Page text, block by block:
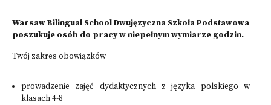
Warsaw Bilingual School Dwujęzyczna Szkoła Podstawowa
poszukuje osób do pracy w niepełnym wymiarze godzin.
Twój zakres obowiązków
prowadzenie zajęć dydaktycznych z języka polskiego w
klasach 4-8